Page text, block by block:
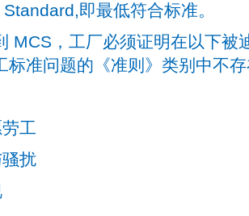
即最低符合标准。
，工厂必须证明在以下被
标准问题的《准则》类别中不
工
扰